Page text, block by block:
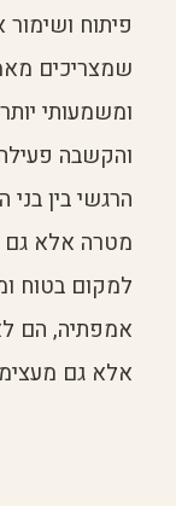
פיתוח ושימור
שמצריכים
ומשמעותי
והקשבה
הרגשי בין
מטרה אלא גם
למקום בטוח
אמפתיה, הם
אלא גם